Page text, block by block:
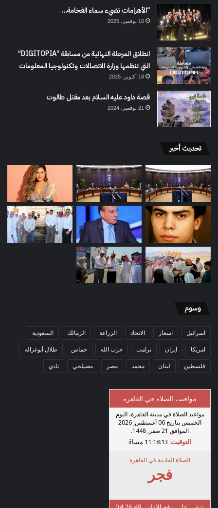
“الأهرامات تضيء سماء الفخامة…
10 نوفمبر، 2025
انطلاق المرحلة النهائية من مسابقة “DIGITOPIA”
التي تنظمها وزارة الاتصالات وتكنولوجيا المعلومات
18 أكتوبر، 2025
قصة داود عليه السلام بعد مقتل طالوت
21 نوفمبر، 2024
تحديث أخير
وسوم
اسرائيل اسعار الاتحاد الزراعة الزمالك السعودية
امريكا ايران ترامب حزب الله حماس طلال أبوغزاله
فلسطين لبنان محمد مصر مصيلحي نادي